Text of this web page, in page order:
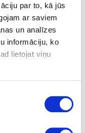
par to, kā jūs
ar saviem
un analīzes
informāciju, ko
lietojat viņu